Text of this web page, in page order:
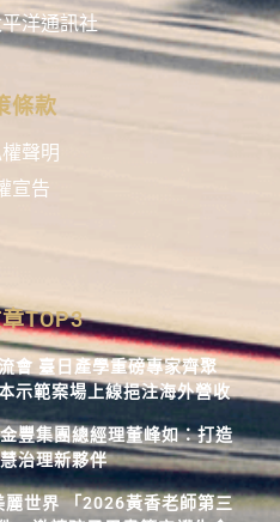
洋通訊社
條款
聲明
宣告
TOP3
會 臺日產學重磅專家齊聚
示範案場上線挹注海外營收
豐集團總經理董峰如：打造
治理新夥伴
世界 「2026黃香老師第三